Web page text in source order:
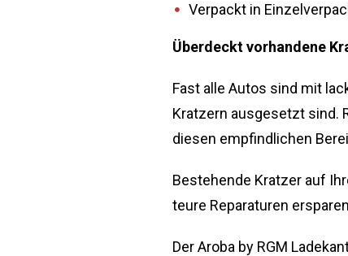
Verpackt in
Überdeckt vorhandene
Fast alle Autos sind mit
Kratzern ausgesetzt sind.
diesen empfindlichen
Bestehende Kratzer auf
teure Reparaturen
Der Aroba by RGM